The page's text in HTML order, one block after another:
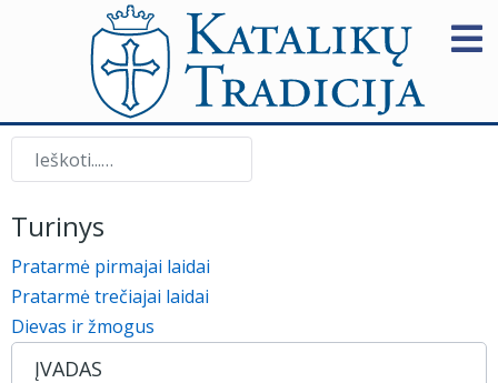
Paieška
Turinys
Pratarmė pirmajai laidai
Pratarmė trečiajai laidai
Dievas ir žmogus
ĮVADAS